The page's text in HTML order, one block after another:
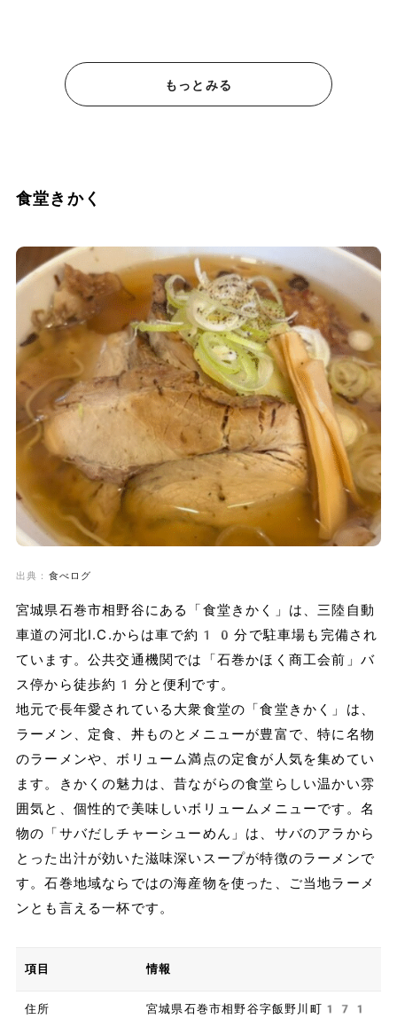
もっとみる
食堂きかく
出典： 食べログ
宮城県石巻市相野谷にある「食堂きかく」は、三陸自動
車道の河北I.C.からは車で約10分で駐車場も完備され
ています。公共交通機関では「石巻かほく商工会前」バ
ス停から徒歩約1分と便利です。
地元で長年愛されている大衆食堂の「食堂きかく」は、
ラーメン、定食、丼ものとメニューが豊富で、特に名物
のラーメンや、ボリューム満点の定食が人気を集めてい
ます。きかくの魅力は、昔ながらの食堂らしい温かい雰
囲気と、個性的で美味しいボリュームメニューです。名
物の「サバだしチャーシューめん」は、サバのアラから
とった出汁が効いた滋味深いスープが特徴のラーメンで
す。石巻地域ならではの海産物を使った、ご当地ラーメ
ンとも言える一杯です。
項目 情報
住所 宮城県石巻市相野谷字飯野川町171